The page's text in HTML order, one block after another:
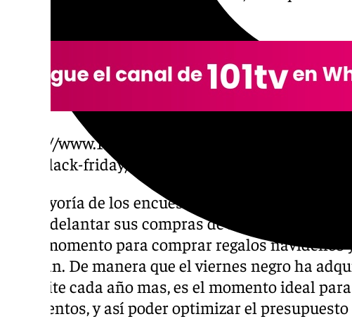
https://www.101tv.es/estos-son-los-productos-
este-black-friday/
La mayoría de los encuestados confirman que
para adelantar sus compras de Navidad y
buen momento para comprar regalos navideños
afirman. De manera que el viernes negro ha
se repite cada año mas, es el momento ideal
descuentos, y así poder optimizar el